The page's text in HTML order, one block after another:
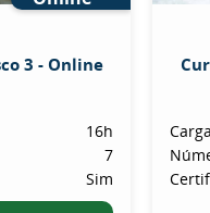
3 - Online
16h
7
Sim